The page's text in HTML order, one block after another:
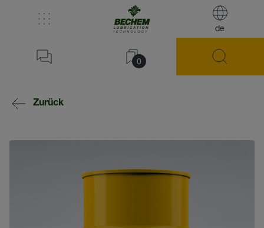
de
0
Zurück